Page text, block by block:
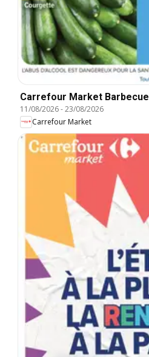
Carrefour Market Barbecue
11/08/2026-23/08/2026
Carrefour Market